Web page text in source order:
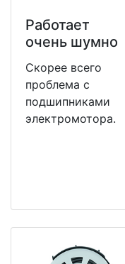
Работает
очень шумно
Скорее всего
проблема с
подшипниками
электромотора.